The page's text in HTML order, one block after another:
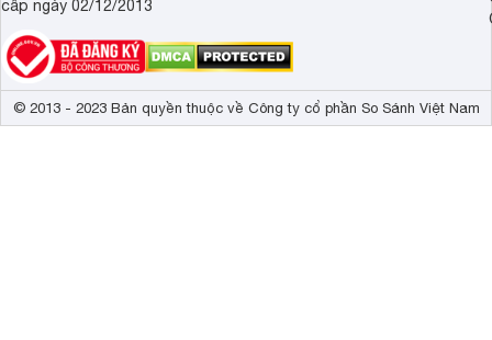
cấp ngày 02/12/2013
© 2013 - 2023 Bản quyền thuộc về Công ty cổ phần So Sánh Việt Nam